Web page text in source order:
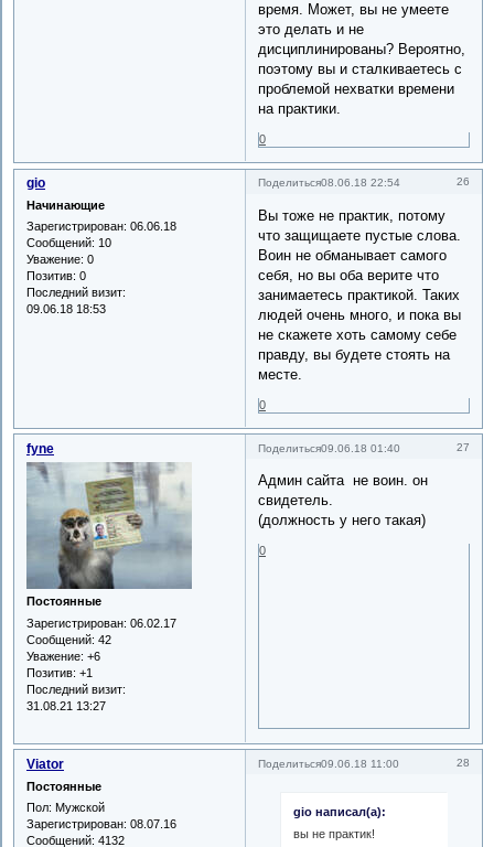
время. Может, вы не умеете
это делать и не
дисциплинированы? Вероятно,
поэтому вы и сталкиваетесь с
проблемой нехватки времени
на практики.
0
Поделиться 26
08.06.18 22:54
gio
Начинающие
Зарегистрирован: 06.06.18
Сообщений: 10
Уважение: 0
Позитив: 0
Последний визит:
09.06.18 18:53
Вы тоже не практик, потому
что защищаете пустые слова.
Воин не обманывает самого
себя, но вы оба верите что
занимаетесь практикой. Таких
людей очень много, и пока вы
не скажете хоть самому себе
правду, вы будете стоять на
месте.
0
Поделиться 27
09.06.18 01:40
fyne
Постоянные
Зарегистрирован: 06.02.17
Сообщений: 42
Уважение: +6
Позитив: +1
Последний визит:
31.08.21 13:27
Админ сайта не воин. он
свидетель.
(должность у него такая)
0
Поделиться 28
09.06.18 11:00
Viator
Постоянные
Пол: Мужской
Зарегистрирован: 08.07.16
Сообщений: 4132
gio написал(а):
вы не практик!